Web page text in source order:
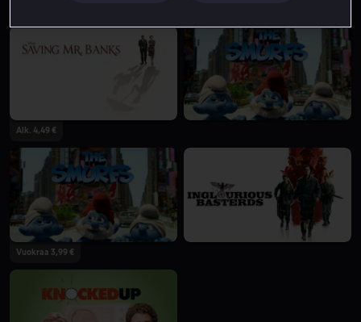
Alk. 4,49 €
Vuokraa 3,99 €